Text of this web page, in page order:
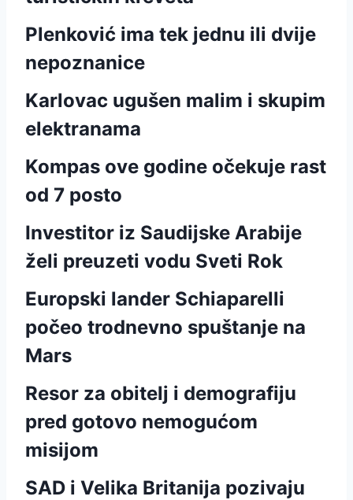
Plenković ima tek jednu ili dvije
nepoznanice
Karlovac ugušen malim i skupim
elektranama
Kompas ove godine očekuje rast
od 7 posto
Investitor iz Saudijske Arabije
želi preuzeti vodu Sveti Rok
Europski lander Schiaparelli
počeo trodnevno spuštanje na
Mars
Resor za obitelj i demografiju
pred gotovo nemogućom
misijom
SAD i Velika Britanija pozivaju